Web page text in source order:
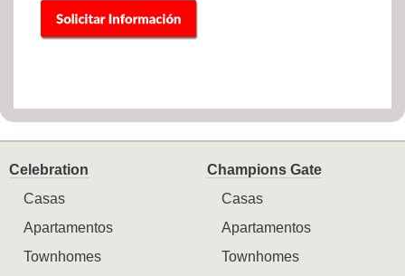
Celebration
Casas
Apartamentos
Townhomes
Champions Gate
Casas
Apartamentos
Townhomes